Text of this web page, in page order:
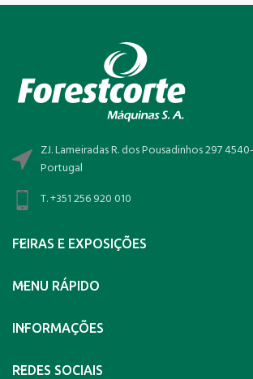
Z.I. Lameiradas R. dos Pousadinhos 297
Portugal
T. +351 256 920 010
FEIRAS E EXPOSIÇÕES
MENU RÁPIDO
INFORMAÇÕES
REDES SOCIAIS